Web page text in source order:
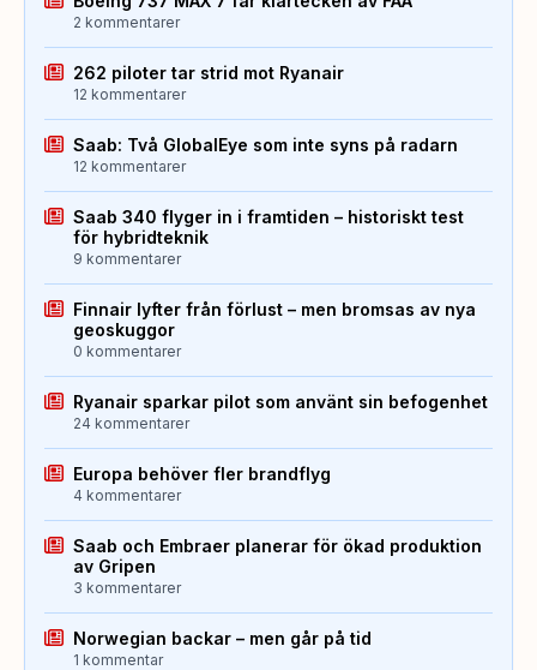
2 kommentarer
262 piloter tar strid mot Ryanair
12 kommentarer
Saab: Två GlobalEye som inte syns på radarn
12 kommentarer
Saab 340 flyger in i framtiden – historiskt test
för hybridteknik
9 kommentarer
Finnair lyfter från förlust – men bromsas av nya
geoskuggor
0 kommentarer
Ryanair sparkar pilot som använt sin befogenhet
24 kommentarer
Europa behöver fler brandflyg
4 kommentarer
Saab och Embraer planerar för ökad produktion
av Gripen
3 kommentarer
Norwegian backar – men går på tid
1 kommentar